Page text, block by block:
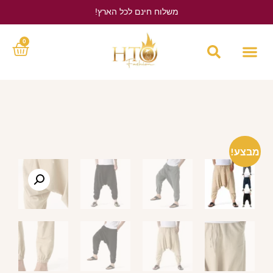
משלוח חינם לכל הארץ!
0
מבצע!